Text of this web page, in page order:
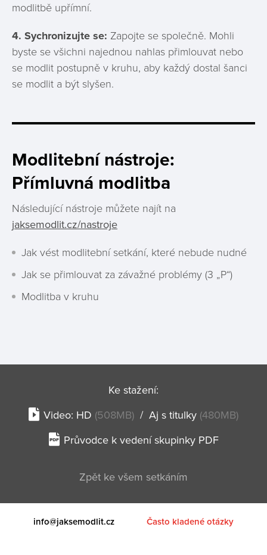
modlitbě upřímní.
4. Sychronizujte se: Zapojte se společně. Mohli
byste se všichni najednou nahlas přimlouvat nebo
se modlit postupně v kruhu, aby každý dostal šanci
se modlit a být slyšen.
Modlitební nástroje:
Přímluvná modlitba
Následující nástroje můžete najít na
jaksemodlit.cz/nastroje
Jak vést modlitební setkání, které nebude nudné
Jak se přimlouvat za závažné problémy (3 „P“)
Modlitba v kruhu
Zpět ke všem setkáním
Ke stažení:
Video: HD (508MB) / Aj s titulky (480MB)
Průvodce k vedení skupinky PDF
info@jaksemodlit.cz Často kladené otázky